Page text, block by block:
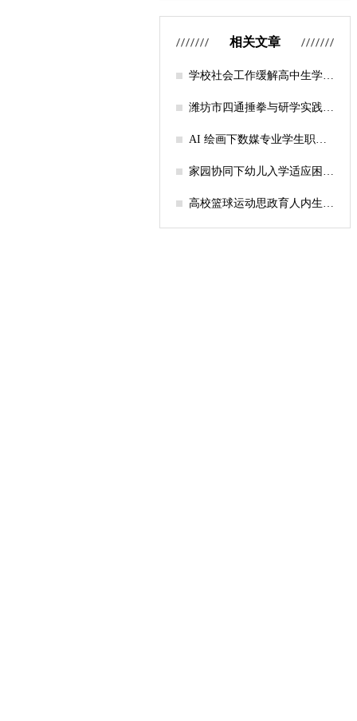
相关文章
学校社会工作缓解高中生学习
课堂”为介入载体
潍坊市四通捶拳与研学实践教
AI 绘画下数媒专业学生职业
家园协同下幼儿入学适应困难
高校篮球运动思政育人内生逻